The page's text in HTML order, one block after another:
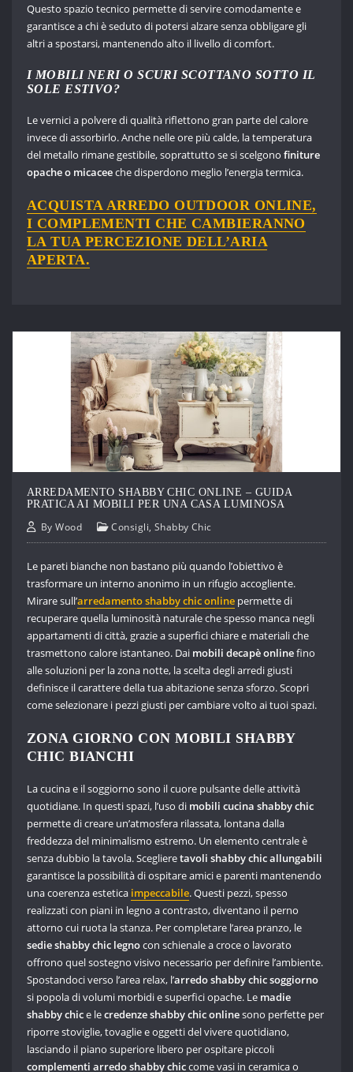
Questo spazio tecnico permette di servire comodamente e
garantisce a chi è seduto di potersi alzare senza obbligare gli
altri a spostarsi, mantenendo alto il livello di comfort.
I MOBILI NERI O SCURI SCOTTANO SOTTO IL
SOLE ESTIVO?
Le vernici a polvere di qualità riflettono gran parte del calore
invece di assorbirlo. Anche nelle ore più calde, la temperatura
del metallo rimane gestibile, soprattutto se si scelgono finiture
opache o micaceeche disperdono meglio l’energia termica.
ACQUISTA ARREDO OUTDOOR ONLINE,
I COMPLEMENTI CHE CAMBIERANNO
LA TUA PERCEZIONE DELL’ARIA
APERTA.
ARREDAMENTO SHABBY CHIC ONLINE – GUIDA
PRATICA AI MOBILI PER UNA CASA LUMINOSA
ByWood Consigli, Shabby Chic
Le pareti bianche non bastano più quando l’obiettivo è
trasformare un interno anonimo in un rifugio accogliente.
Mirare sull’arredamento shabby chic onlinepermette di
recuperare quella luminosità naturale che spesso manca negli
appartamenti di città, grazie a superfici chiare e materiali che
trasmettono calore istantaneo. Dai mobili decapè onlinefino
alle soluzioni per la zona notte, la scelta degli arredi giusti
definisce il carattere della tua abitazione senza sforzo. Scopri
come selezionare i pezzi giusti per cambiare volto ai tuoi spazi.
ZONA GIORNO CON MOBILI SHABBY
CHIC BIANCHI
La cucina e il soggiorno sono il cuore pulsante delle attività
quotidiane. In questi spazi, l’uso di mobili cucina shabby chic
permette di creare un’atmosfera rilassata, lontana dalla
freddezza del minimalismo estremo. Un elemento centrale è
senza dubbio la tavola. Sceglieretavoli shabby chic allungabili
garantisce la possibilità di ospitare amici e parenti mantenendo
una coerenza estetica impeccabile. Questi pezzi, spesso
realizzati con piani in legno a contrasto, diventano il perno
attorno cui ruota la stanza. Per completare l’area pranzo, le
sedie shabby chic legnocon schienale a croce o lavorato
offrono quel sostegno visivo necessario per definire l’ambiente.
Spostandoci verso l’area relax, l’arredo shabby chic soggiorno
si popola di volumi morbidi e superfici opache. Le madie
shabby chice lecredenze shabby chic onlinesono perfette per
riporre stoviglie, tovaglie e oggetti del vivere quotidiano,
lasciando il piano superiore libero per ospitare piccoli
complementi arredo shabby chiccome vasi in ceramica o